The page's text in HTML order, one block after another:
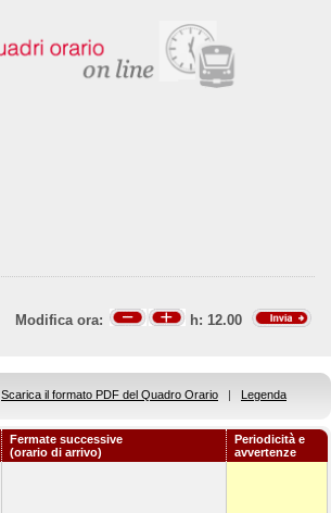
Modifica ora: h: 12.00
Scarica il formato PDF del Quadro Orario | Legenda
Fermate successive
(orario di arrivo)
Periodicità e
avvertenze